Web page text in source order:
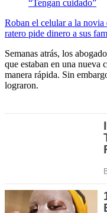
Roban el celular a la
ratero pide dinero a sus
Semanas atrás, los
que estaban en una
manera rápida. Sin
lograron.